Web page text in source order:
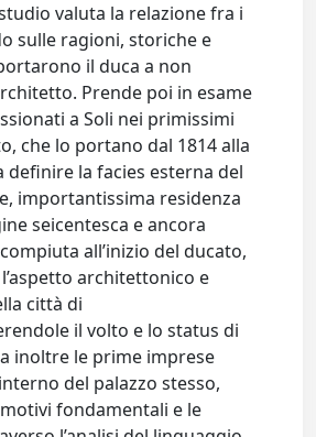
valuta la relazione fra i
sulle ragioni, storiche e
il duca a non
Prende poi in esame
a Soli nei primissimi
che lo portano dal 1814 alla
definire la facies esterna del
importantissima residenza
seicentesca e ancora
all’inizio del ducato,
architettonico e
città di
il volto e lo status di
inoltre le prime imprese
del palazzo stesso,
fondamentali e le